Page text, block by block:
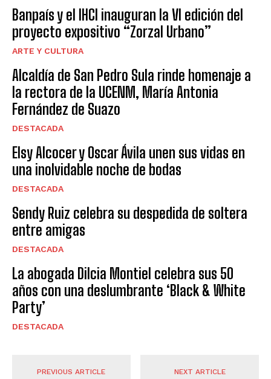
Banpaís y el IHCI inauguran la VI edición del
proyecto expositivo “Zorzal Urbano”
ARTE Y CULTURA
Alcaldía de San Pedro Sula rinde homenaje a
la rectora de la UCENM, María Antonia
Fernández de Suazo
DESTACADA
Elsy Alcocer y Oscar Ávila unen sus vidas en
una inolvidable noche de bodas
DESTACADA
Sendy Ruiz celebra su despedida de soltera
entre amigas
DESTACADA
La abogada Dilcia Montiel celebra sus 50
años con una deslumbrante ‘Black & White
Party’
DESTACADA
PREVIOUS ARTICLE NEXT ARTICLE